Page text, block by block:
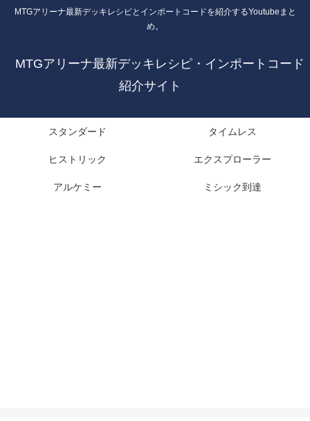
MTGアリーナ最新デッキレシピとインポートコードを紹介するYoutubeまと
め。
MTGアリーナ最新デッキレシピ・インポートコード
紹介サイト
スタンダード タイムレス
ヒストリック エクスプローラー
アルケミー ミシック到達